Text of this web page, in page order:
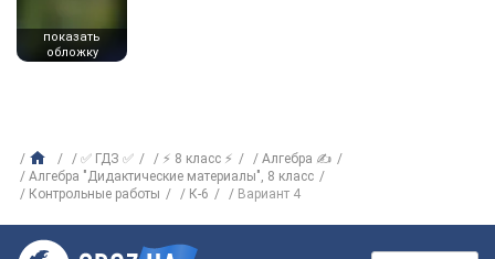
показать
обложку
✅ ГДЗ ✅ ⚡ 8 класс ⚡
Алгебра ✍
Алгебра "Дидактические материалы", 8 класс
Контрольные работы
К-6 Вариант 4